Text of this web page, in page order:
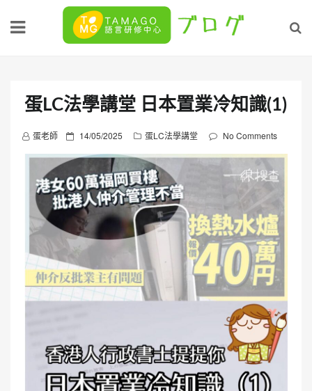
蛋LC法學講堂 日本置業冷知識(1)
蛋老師
P
o
t
e
d
o
n
14/05/2025 蛋LC法學講堂 No Comments